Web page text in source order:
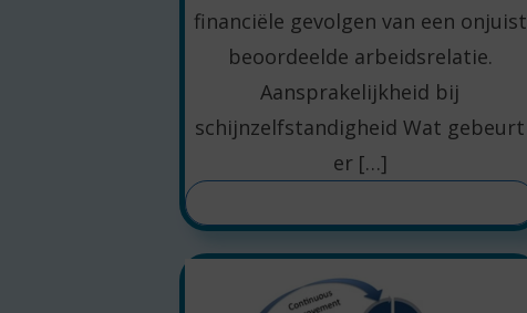
financiële gevolgen van een onjuist
beoordeelde arbeidsrelatie.
Aansprakelijkheid bij
schijnzelfstandigheid Wat gebeurt
er […]